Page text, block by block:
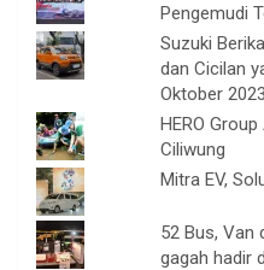
Pengemudi
Suzuki
dan Cicilan
Oktober 2023
HERO
Ciliwung
Mitra EV,
52 Bus, Van
gagah hadir